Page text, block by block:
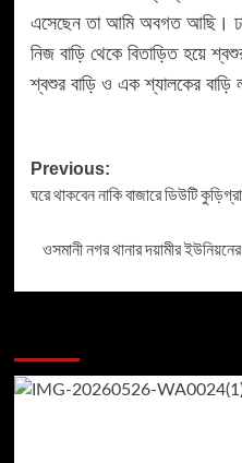
এসেছেন তা আমি অবগত আছি।
নিজ বাড়ি থেকে বিতাড়িত হয়ে
শ্বশুর বাড়ি ও এক শ্যালকের বাড়ি
Previous:
ঘরে থাকবেন নাকি বাজারে ডিউটি
ওসমানী নগর থানার দয়ামীর